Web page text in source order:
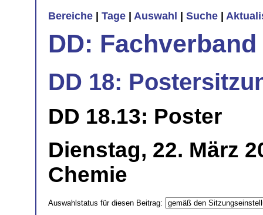
Bereiche Tage Auswahl Suche
DD:
DD 18:
DD 18.13: Poster
Dienstag, 22. März
Chemie
Auswahlstatus für diesen Beitrag: